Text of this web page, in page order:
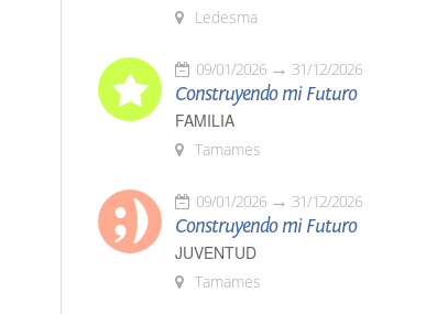
Ledesma
09/01/2026 31/12/2026
Construyendo mi Futuro
FAMILIA
Tamames
09/01/2026 31/12/2026
Construyendo mi Futuro
JUVENTUD
Tamames